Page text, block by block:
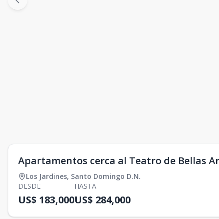
Apartamentos cerca al Teatro de Bellas
Los Jardines, Santo Domingo D.N.
DESDE
US$ 183,000
HASTA
US$ 284,000